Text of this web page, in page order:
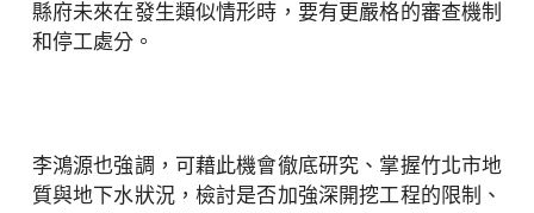
縣府未來在發生類似情形時，要有更嚴格的審查機制
和停工處分。
李鴻源也強調，可藉此機會徹底研究、掌握竹北市地
質與地下水狀況，檢討是否加強深開挖工程的限制、